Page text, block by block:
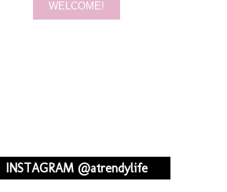
INSTAGRAM @atrendylife